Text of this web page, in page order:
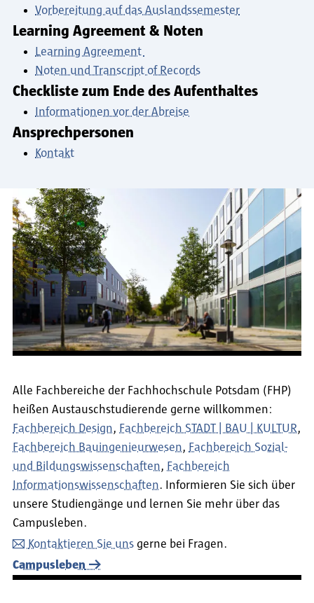
Vorbereitung auf das Auslandssemester
Learning Agreement & Noten
Learning Agreement
Noten und Transcript of Records
Checkliste zum Ende des Aufenthaltes
Informationen vor der Abreise
Ansprechpersonen
Kontakt
Alle Fachbereiche der Fachhochschule Potsdam (FHP)
heißen Austauschstudierende gerne willkommen:
Fachbereich Design, Fachbereich STADT | BAU | KULTUR,
Fachbereich Bauingenieurwesen, Fachbereich Sozial-
und Bildungswissenschaften, Fachbereich
Informationswissenschaften. Informieren Sie sich über
unsere Studiengänge und lernen Sie mehr über das
Campusleben.
Kontaktieren Sie uns gerne bei Fragen.
Campusleben